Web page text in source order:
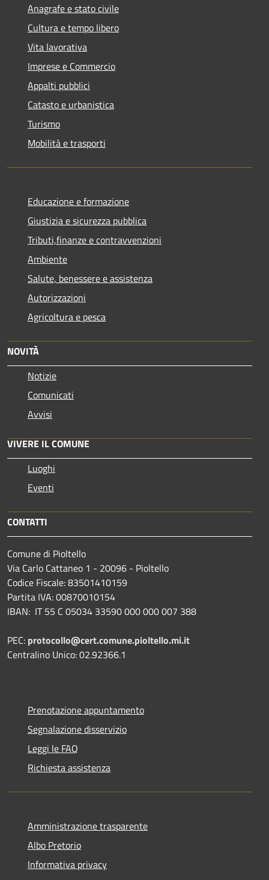
Anagrafe e stato civile
Cultura e tempo libero
Vita lavorativa
Imprese e Commercio
Appalti pubblici
Catasto e urbanistica
Turismo
Mobilità e trasporti
Educazione e formazione
Giustizia e sicurezza pubblica
Tributi,finanze e contravvenzioni
Ambiente
Salute, benessere e assistenza
Autorizzazioni
Agricoltura e pesca
NOVITÀ
Notizie
Comunicati
Avvisi
VIVERE IL COMUNE
Luoghi
Eventi
CONTATTI
Comune di Pioltello
Via Carlo Cattaneo 1 - 20096 - Pioltello
Codice Fiscale: 83501410159
Partita IVA: 00870010154
IBAN: IT 55 C 05034 33590 000 000 007 388
PEC: protocollo@cert.comune.pioltello.mi.it
Centralino Unico: 02.92366.1
Prenotazione appuntamento
Segnalazione disservizio
Leggi le FAQ
Richiesta assistenza
Amministrazione trasparente
Albo Pretorio
Informativa privacy